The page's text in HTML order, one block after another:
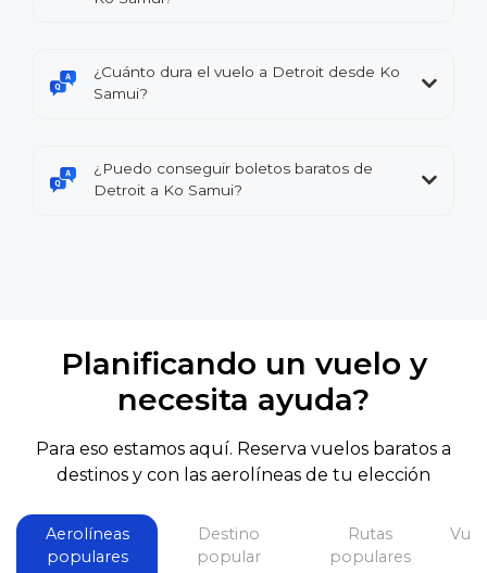
¿Cuánto dura el vuelo a Detroit desde Ko
Samui?
¿Puedo conseguir boletos baratos de
Detroit a Ko Samui?
Planificando un vuelo y
necesita ayuda?
Para eso estamos aquí. Reserva vuelos baratos a
destinos y con las aerolíneas de tu elección
Aerolíneas
populares
Destino
popular
Rutas
populares